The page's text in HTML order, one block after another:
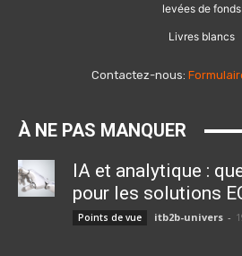
levées de fonds
Livres blancs
Contactez-nous:
À NE PAS MANQUER
IA et analytique :
pour les solutions
Points de vue itb2b-univers -